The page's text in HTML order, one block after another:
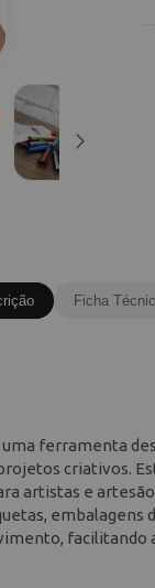
Ficha
ferramenta
criativos.
artistas e
embalagens
facilitando